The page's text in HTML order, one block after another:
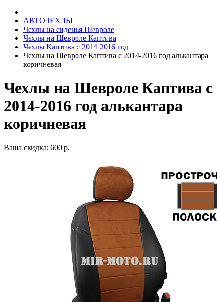
АВТОЧЕХЛЫ
Чехлы на сиденья Шевроле
Чехлы на Шевроле Каптива
Чехлы Каптива с 2014-2016 год
Чехлы на Шевроле Каптива с 2014-2016 год алькантара
коричневая
Чехлы на Шевроле Каптива с
2014-2016 год алькантара
коричневая
Ваша скидка: 600 р.